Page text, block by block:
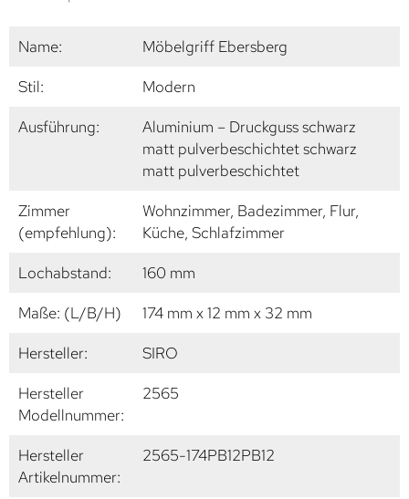
Name:
Möbelgriff Ebersberg
Stil:
Modern
Ausführung:
Aluminium – Druckguss schwarz
matt pulverbeschichtet schwarz
matt pulverbeschichtet
Zimmer
(empfehlung):
Wohnzimmer, Badezimmer, Flur,
Küche, Schlafzimmer
Lochabstand:
160 mm
Maße: (L/B/H)
174 mm x 12 mm x 32 mm
Hersteller:
SIRO
Hersteller
Modellnummer:
2565
Hersteller
Artikelnummer:
2565-174PB12PB12